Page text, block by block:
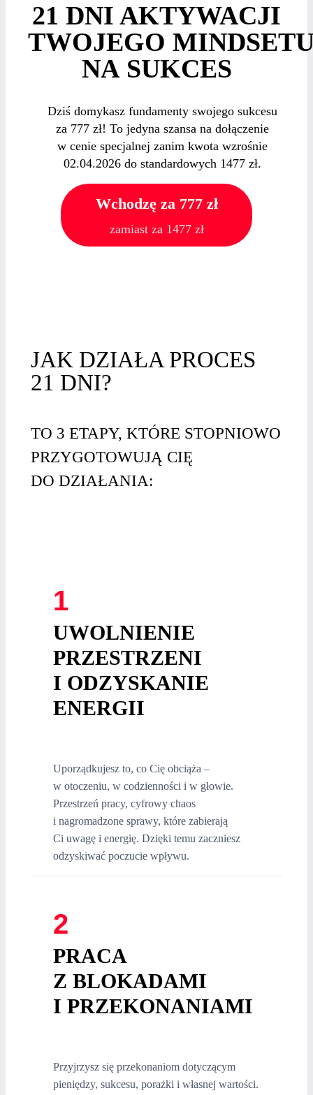
21 DNI AKTYWACJI
TWOJEGO
NA SUKCES
Dziś domykasz fundamenty swojego sukcesu
za 777 zł! To jedyna szansa na dołączenie
w cenie specjalnej zanim kwota wzrośnie
02.04.2026 do standardowych 1477 zł.
Wchodzę za 777 zł
zamiast za 1477 zł
JAK DZIAŁA PROCES
21 DNI?
TO 3 ETAPY, KTÓRE STOPNIOWO
PRZYGOTOWUJĄ CIĘ
DO DZIAŁANIA:
1
UWOLNIENIE
PRZESTRZENI
I ODZYSKANIE
ENERGII
Uporządkujesz to, co Cię obciąża –
w otoczeniu, w codzienności i w głowie.
Przestrzeń pracy, cyfrowy chaos
i nagromadzone sprawy, które zabierają
Ci uwagę i energię. Dzięki temu zaczniesz
odzyskiwać poczucie wpływu.
2
PRACA
Z BLOKADAMI
I PRZEKONANIAMI
Przyjrzysz się przekonaniom dotyczącym
pieniędzy, sukcesu, porażki i własnej wartości.